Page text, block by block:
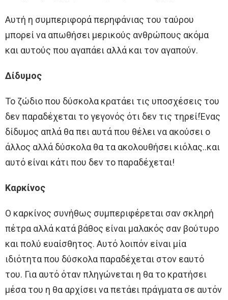
Αυτή η συμπεριφορά περηφάνιας του ταύρου
μπορεί να απωθήσει μερικούς ανθρώπους ακόμα
και αυτούς που αγαπάει αλλά και τον αγαπούν.
Δίδυμος
Το ζώδιο που δύσκολα κρατάει τις υποσχέσεις του
δεν παραδέχεται το γεγονός ότι δεν τις τηρεί!Ένας
δίδυμος απλά θα πει αυτά που θέλει να ακούσει ο
άλλος αλλά δύσκολα θα τα ακολουθήσει κιόλας..και
αυτό είναι κάτι που δεν το παραδέχεται!
Καρκίνος
Ο καρκίνος συνήθως συμπεριφέρεται σαν σκληρή
πέτρα αλλά κατά βάθος είναι μαλακός σαν βούτυρο
και πολύ ευαίσθητος. Αυτό λοιπόν είναι μία
ιδιότητα που δύσκολα παραδέχεται στον εαυτό
του. Για αυτό όταν πληγώνεται η θα το κρατήσει
μέσα του η θα αρχίσει να πετάει πράγματα σε αυτόν